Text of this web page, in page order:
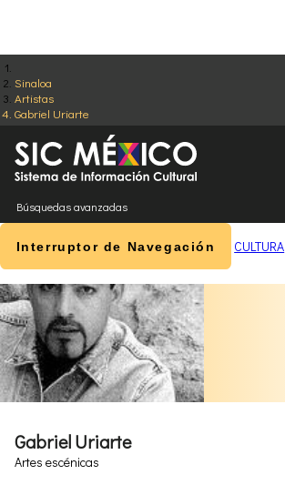
Sinaloa
Artistas
Gabriel Uriarte
Búsquedas avanzadas
Interruptor de Navegación CULTURA
Gabriel Uriarte
Artes escénicas